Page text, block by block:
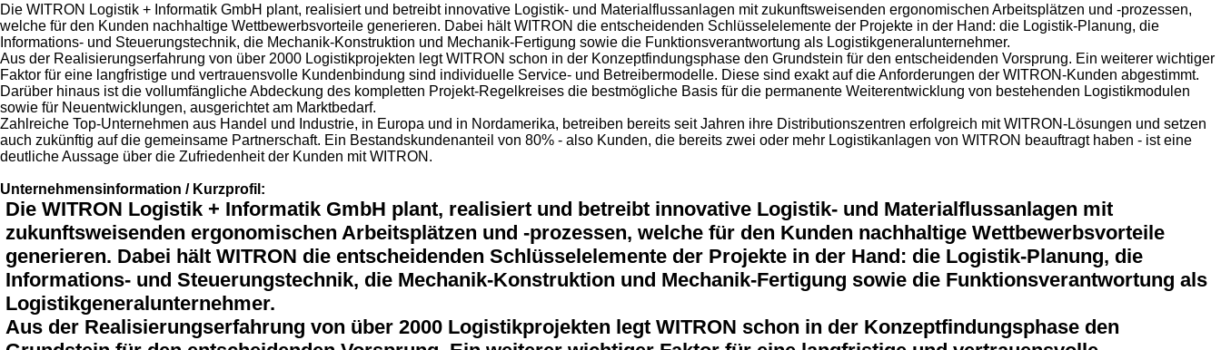
Die WITRON Logistik + Informatik GmbH plant, realisiert und betreibt innovative Logistik- und Materialflussanlagen mit zukunftsweisenden ergonomischen Arbeitsplätzen und -prozessen,
welche für den Kunden nachhaltige Wettbewerbsvorteile generieren. Dabei hält WITRON die entscheidenden Schlüsselelemente der Projekte in der Hand: die Logistik-Planung, die
Informations- und Steuerungstechnik, die Mechanik-Konstruktion und Mechanik-Fertigung sowie die Funktionsverantwortung als Logistikgeneralunternehmer.
Aus der Realisierungserfahrung von über 2000 Logistikprojekten legt WITRON schon in der Konzeptfindungsphase den Grundstein für den entscheidenden Vorsprung. Ein weiterer wichtiger
Faktor für eine langfristige und vertrauensvolle Kundenbindung sind individuelle Service- und Betreibermodelle. Diese sind exakt auf die Anforderungen der WITRON-Kunden abgestimmt.
Darüber hinaus ist die vollumfängliche Abdeckung des kompletten Projekt-Regelkreises die bestmögliche Basis für die permanente Weiterentwicklung von bestehenden Logistikmodulen
sowie für Neuentwicklungen, ausgerichtet am Marktbedarf.
Zahlreiche Top-Unternehmen aus Handel und Industrie, in Europa und in Nordamerika, betreiben bereits seit Jahren ihre Distributionszentren erfolgreich mit WITRON-Lösungen und setzen
auch zukünftig auf die gemeinsame Partnerschaft. Ein Bestandskundenanteil von 80% - also Kunden, die bereits zwei oder mehr Logistikanlagen von WITRON beauftragt haben - ist eine
deutliche Aussage über die Zufriedenheit der Kunden mit WITRON.
Unternehmensinformation / Kurzprofil:
Die WITRON Logistik + Informatik GmbH plant, realisiert und betreibt innovative Logistik- und Materialflussanlagen mit
zukunftsweisenden ergonomischen Arbeitsplätzen und -prozessen, welche für den Kunden nachhaltige Wettbewerbsvorteile
generieren. Dabei hält WITRON die entscheidenden Schlüsselelemente der Projekte in der Hand: die Logistik-Planung, die
Informations- und Steuerungstechnik, die Mechanik-Konstruktion und Mechanik-Fertigung sowie die Funktionsverantwortung als
Logistikgeneralunternehmer.
Aus der Realisierungserfahrung von über 2000 Logistikprojekten legt WITRON schon in der Konzeptfindungsphase den